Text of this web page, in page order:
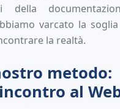
della
varcato la
la realtà.
metodo:
al